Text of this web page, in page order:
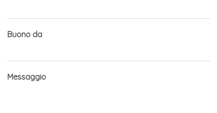
Buono da
Messaggio